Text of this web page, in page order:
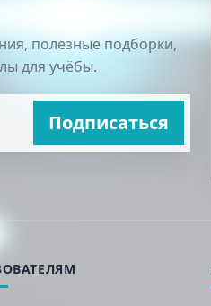
полезные подборки,
для учёбы.
Подписаться